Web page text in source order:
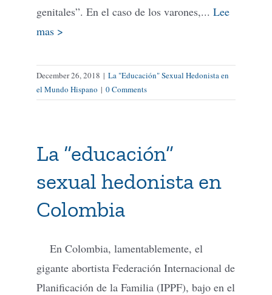
genitales”. En el caso de los varones,... Lee
mas >
December 26, 2018 | La "Educación" Sexual Hedonista en
el Mundo Hispano | 0 Comments
La “educación”
sexual hedonista en
Colombia
En Colombia, lamentablemente, el
gigante abortista Federación Internacional de
Planificación de la Familia (IPPF), bajo en el